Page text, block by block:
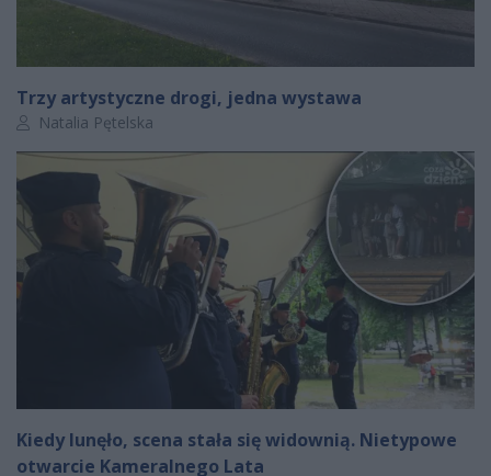
Trzy artystyczne drogi, jedna wystawa
Autor artykułu:
Natalia Pętelska
Kiedy lunęło, scena stała się widownią. Nietypowe
otwarcie Kameralnego Lata